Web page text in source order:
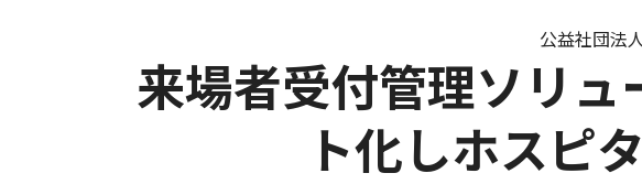
来場者受付管理ソリ
ト化しホスピ
公益社団法